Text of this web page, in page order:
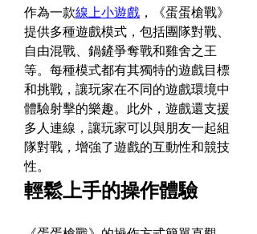
作為一款線上小遊戲 ，《蛋蛋槍戰》
提供多種遊戲模式，包括團隊對戰、
自由混戰、鍋鏟爭奪戰和雞舍之王
等。​每種模式都有其獨特的遊戲目標
和挑戰，讓玩家在不同的遊戲環境中
體驗射擊的樂趣。​此外，遊戲還支援
多人連線，讓玩家可以與朋友一起組
隊對戰，增強了遊戲的互動性和競技
性。​
輕鬆上手的操作體驗